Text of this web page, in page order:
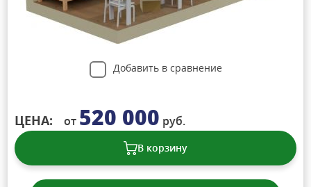
Добавить в сравнение
ЦЕНА: от 520 000 руб.
В корзину